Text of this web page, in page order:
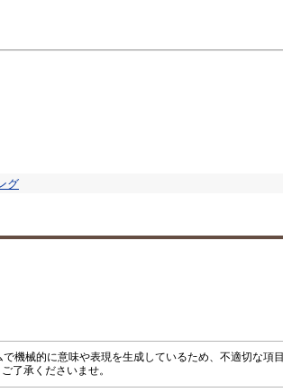
グ
機械的に意味や表現を生成しているため、不適切な項目
了承くださいませ。